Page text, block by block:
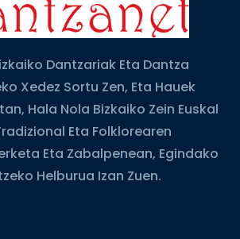
Dantzariak Eta Dantza
Xedez Sortu Zen, Eta Hauek
Hala Nola Bizkaiko Zein Euskal
Eta Folklorearen
Eta Zabalpenean, Egindako
Helburua Izan Zuen.